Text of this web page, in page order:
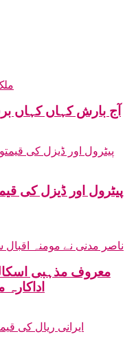
آج بارش کہاں کہاں
پیٹرول اور ڈیزل کی